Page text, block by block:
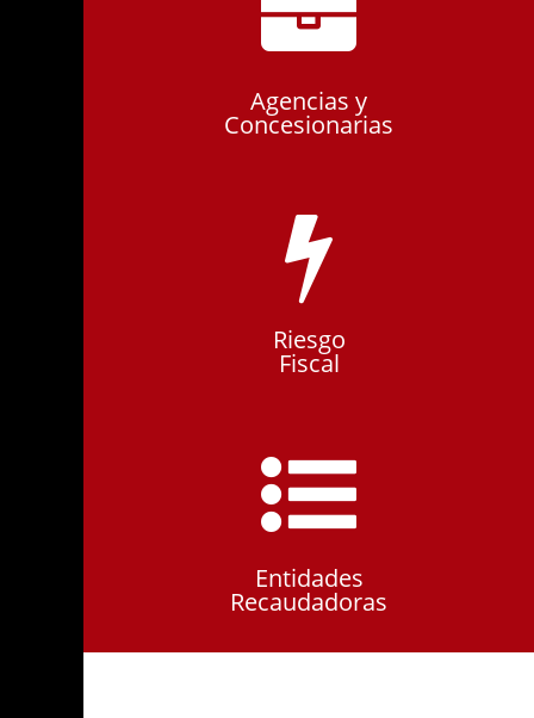
Agencias y
Concesionarias
Riesgo
Fiscal
Entidades
Recaudadoras